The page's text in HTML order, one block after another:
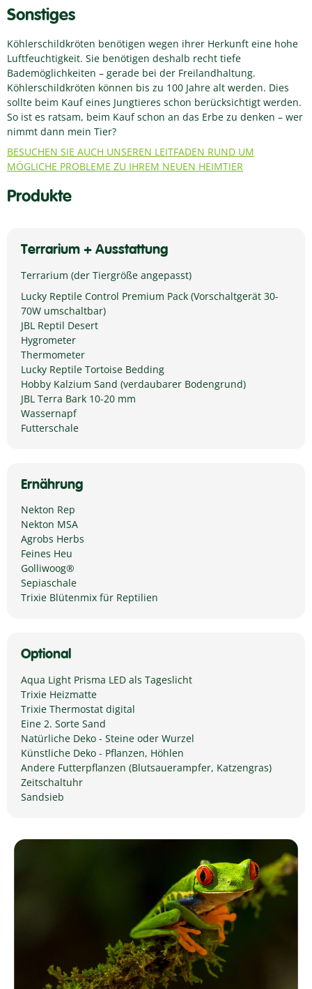
Sonstiges
Köhlerschildkröten benötigen wegen ihrer Herkunft eine hohe
Luftfeuchtigkeit. Sie benötigen deshalb recht tiefe
Bademöglichkeiten – gerade bei der Freilandhaltung.
Köhlerschildkröten können bis zu 100 Jahre alt werden. Dies
sollte beim Kauf eines Jungtieres schon berücksichtigt werden.
So ist es ratsam, beim Kauf schon an das Erbe zu denken – wer
nimmt dann mein Tier?
BESUCHEN SIE AUCH UNSEREN LEITFADEN RUND UM
MÖGLICHE PROBLEME ZU IHREM NEUEN HEIMTIER
Produkte
Terrarium + Ausstattung
Terrarium (der Tiergröße angepasst)
Lucky Reptile Control Premium Pack (Vorschaltgerät 30-
70W umschaltbar)
JBL Reptil Desert
Hygrometer
Thermometer
Lucky Reptile Tortoise Bedding
Hobby Kalzium Sand (verdaubarer Bodengrund)
JBL Terra Bark 10-20 mm
Wassernapf
Futterschale
Ernährung
Nekton Rep
Nekton MSA
Agrobs Herbs
Feines Heu
Golliwoog®
Sepiaschale
Trixie Blütenmix für Reptilien
Optional
Aqua Light Prisma LED als Tageslicht
Trixie Heizmatte
Trixie Thermostat digital
Eine 2. Sorte Sand
Natürliche Deko - Steine oder Wurzel
Künstliche Deko - Pflanzen, Höhlen
Andere Futterpflanzen (Blutsauerampfer, Katzengras)
Zeitschaltuhr
Sandsieb